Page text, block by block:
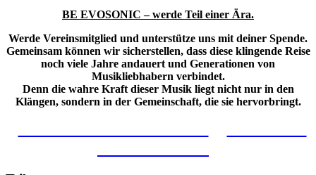
BE EVOSONIC – werde Teil einer Ära.
Werde Vereinsmitglied und unterstütze uns mit deiner Spende.
Gemeinsam können wir sicherstellen, dass diese klingende Reise
noch viele Jahre andauert und Generationen von
Musikliebhabern verbindet.
Denn die wahre Kraft dieser Musik liegt nicht nur in den
Klängen, sondern in der Gemeinschaft, die sie hervorbringt.